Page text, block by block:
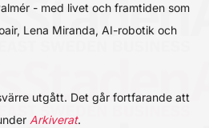
- med livet och framtiden som
Lena Miranda, AI-robotik och
utgått. Det går fortfarande att
Arkiverat.